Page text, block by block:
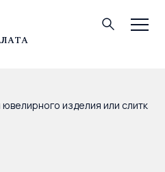
2026
изделия или слитка